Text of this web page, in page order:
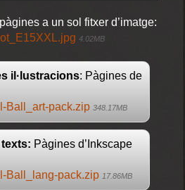
a un sol fitxer d’imatge:
4.02MB
il·lustracions: Pàgines de
Ball_art-pack.zip 348.17MB
Pàgines d’Inkscape
Ball_lang-pack.zip 17.86MB